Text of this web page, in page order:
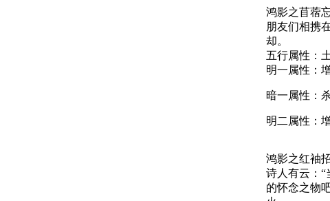
鸿影之苜蓿
朋友们相携
却。
五行属性：土
明一属性：
暗一属性：
明二属性：
鸿影之红袖
诗人有云：“
的怀念之物